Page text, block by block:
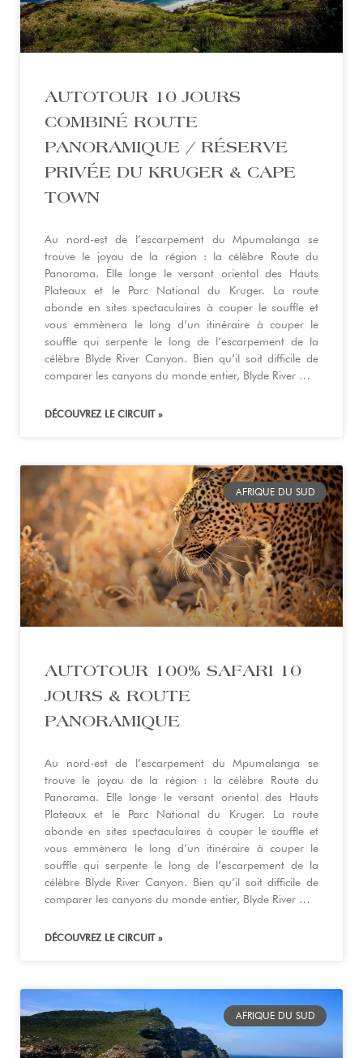
AUTOTOUR 10 JOURS
COMBINÉ ROUTE
PANORAMIQUE / RÉSERVE
PRIVÉE DU KRUGER & CAPE
TOWN
Au nord-est de l’escarpement du Mpumalanga se
trouve le joyau de la région : la célèbre Route du
Panorama. Elle longe le versant oriental des Hauts
Plateaux et le Parc National du Kruger. La route
abonde en sites spectaculaires à couper le souffle et
vous emmènera le long d’un itinéraire à couper le
souffle qui serpente le long de l’escarpement de la
célèbre Blyde River Canyon. Bien qu’il soit difficile de
comparer les canyons du monde entier, Blyde River …
DÉCOUVREZ LE CIRCUIT »
AFRIQUE DU SUD
AUTOTOUR 100% SAFARI 10
JOURS & ROUTE
PANORAMIQUE
Au nord-est de l’escarpement du Mpumalanga se
trouve le joyau de la région : la célèbre Route du
Panorama. Elle longe le versant oriental des Hauts
Plateaux et le Parc National du Kruger. La route
abonde en sites spectaculaires à couper le souffle et
vous emmènera le long d’un itinéraire à couper le
souffle qui serpente le long de l’escarpement de la
célèbre Blyde River Canyon. Bien qu’il soit difficile de
comparer les canyons du monde entier, Blyde River …
DÉCOUVREZ LE CIRCUIT »
AFRIQUE DU SUD